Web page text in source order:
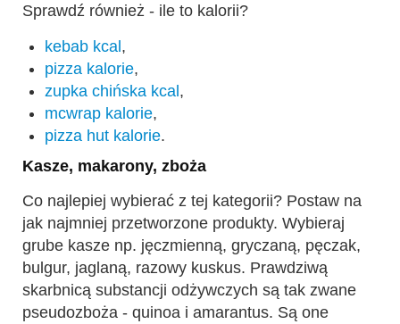
Sprawdź również - ile to kalorii?
kebab kcal,
pizza kalorie,
zupka chińska kcal,
mcwrap kalorie,
pizza hut kalorie.
Kasze, makarony, zboża
Co najlepiej wybierać z tej kategorii? Postaw na
jak najmniej przetworzone produkty. Wybieraj
grube kasze np. jęczmienną, gryczaną, pęczak,
bulgur, jaglaną, razowy kuskus. Prawdziwą
skarbnicą substancji odżywczych są tak zwane
pseudozboża - quinoa i amarantus. Są one